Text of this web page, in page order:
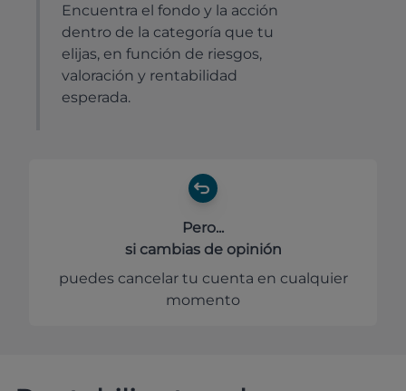
Encuentra el fondo y la acción
dentro de la categoría que tu
elijas, en función de riesgos,
valoración y rentabilidad
esperada.
Pero...
si cambias de opinión
puedes cancelar tu cuenta en cualquier
momento